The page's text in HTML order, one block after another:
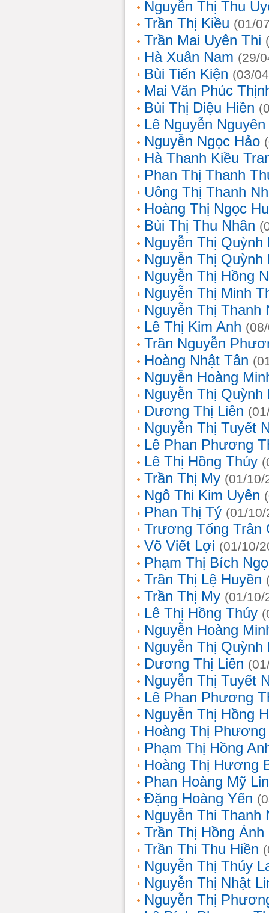
Nguyễn Thị Thu
Trần Thị Kiều (01/
Trần Mai Uyên Thi
Hà Xuân Nam (29/
Bùi Tiến Kiện (03/
Mai Văn Phúc
Bùi Thị Diệu Hiền
Lê Nguyễn
Nguyễn Ngọc Hảo
Hà Thanh Kiều
Phan Thị Thanh
Uông Thị Thanh
Hoàng Thị Ngọc
Bùi Thị Thu Nhân
Nguyễn Thị Quỳnh
Nguyễn Thị Quỳnh
Nguyễn Thị Hồng
Nguyễn Thị Minh
Nguyễn Thị Thanh
Lê Thị Kim Anh
Trần Nguyễn
Hoàng Nhật Tân
Nguyễn Hoàng
Nguyễn Thị Quỳnh
Dương Thị Liên
Nguyễn Thị Tuyết
Lê Phan Phương
Lê Thị Hồng Thúy
Trần Thị My (01/10/
Ngô Thi Kim Uyên
Phan Thị Tý (01/
Trương Tống Trân
Võ Viết Lợi (01/10/
Phạm Thị Bích
Trần Thị Lệ Huyền
Trần Thị My (01/10/
Lê Thị Hồng Thúy
Nguyễn Hoàng
Nguyễn Thị Quỳnh
Dương Thị Liên
Nguyễn Thị Tuyết
Lê Phan Phương
Nguyễn Thị Hồng
Hoàng Thị Phương
Phạm Thị Hồng
Hoàng Thị Hương
Phan Hoàng Mỹ
Đặng Hoàng Yến
Nguyễn Thi Thanh
Trần Thị Hồng Ánh
Trần Thi Thu Hiền
Nguyễn Thị Thúy
Nguyễn Thị Nhật
Nguyễn Thị